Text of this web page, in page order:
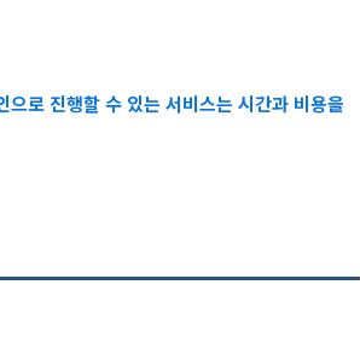
으로 진행할 수 있는 서비스는 시간과 비용을